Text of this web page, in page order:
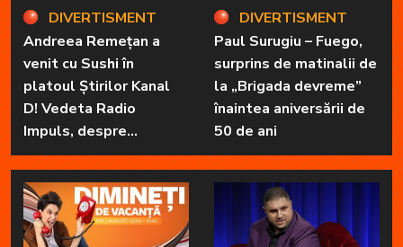
DIVERTISMENT
Andreea Remețan a
venit cu Sushi în
platoul Știrilor Kanal
D! Vedeta Radio
Impuls, despre
„Dimineți de vacanță” și
prietena sa
necuvântătoare
DIVERTISMENT
Paul Surugiu – Fuego,
surprins de matinalii de
la „Brigada devreme”
înaintea aniversării de
50 de ani